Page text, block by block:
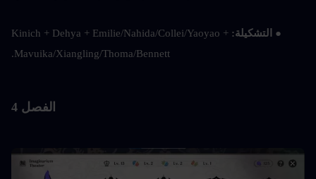
● التشكيلة: Kinich + Dehya + Emilie/Nahida/Collei/Yaoyao +
Mavuika/Xiangling/Thoma/Bennett.
الفصل 4